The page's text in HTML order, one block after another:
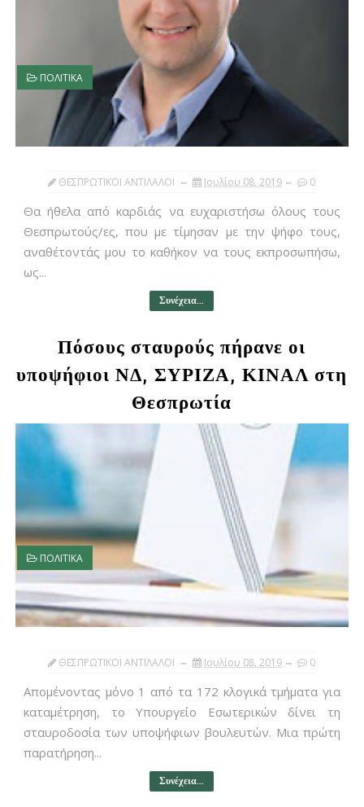
ΠΟΛΙΤΙΚΑ
ΘΕΣΠΡΩΤΙΚΟΙ ΑΝΤΙΛΑΛΟΙ Ιουλίου 08, 2019 0
Θα ήθελα από καρδιάς να ευχαριστήσω όλους τους
Θεσπρωτούς/ες, που με τίμησαν με την ψήφο τους,
αναθέτοντάς μου το καθήκον να τους εκπροσωπήσω,
ως...
Συνέχεια...
Πόσους σταυρούς πήρανε οι
υποψήφιοι ΝΔ, ΣΥΡΙΖΑ, ΚΙΝΑΛ στη
Θεσπρωτία
ΠΟΛΙΤΙΚΑ
ΘΕΣΠΡΩΤΙΚΟΙ ΑΝΤΙΛΑΛΟΙ Ιουλίου 08, 2019 0
Απομένοντας μόνο 1 από τα 172 κλογικά τμήματα για
καταμέτρηση, το Υπουργείο Εσωτερικών δίνει τη
σταυροδοσία των υποψήφιων βουλευτών. Μια πρώτη
παρατήρηση...
Συνέχεια...